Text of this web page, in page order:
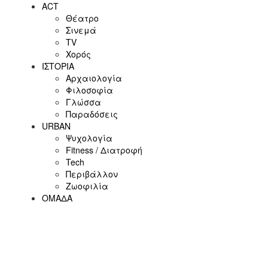
ACT
Θέατρο
Σινεμά
ΤV
Χορός
ΙΣΤΟΡΙΑ
Αρχαιολογία
Φιλοσοφία
Γλώσσα
Παραδόσεις
URBAN
Ψυχολογία
Fitness / Διατροφή
Tech
Περιβάλλον
Ζωοφιλία
ΟΜΑΔΑ